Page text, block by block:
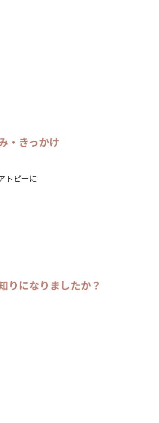
・きっかけ
トピーに
りになりましたか？